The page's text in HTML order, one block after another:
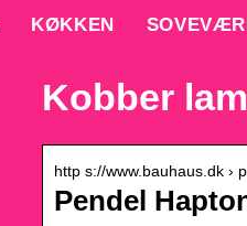
KØKKEN
Kobber
http s://www.bauhaus.dk ›
Pendel